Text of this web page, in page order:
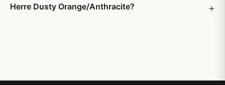
Herre Dusty Orange/Anthracite?